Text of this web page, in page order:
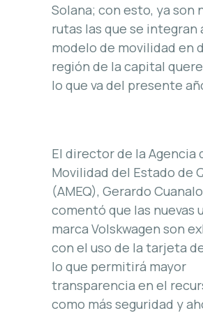
Solana; con esto, ya son
rutas las que se integran
modelo de movilidad en
región de la capital
lo que va del presente
El director de la Agencia
Movilidad del Estado de
(AMEQ), Gerardo
comentó que las nuevas
marca Volskwagen son
con el uso de la tarjeta
lo que permitirá mayor
transparencia en el
como más seguridad y